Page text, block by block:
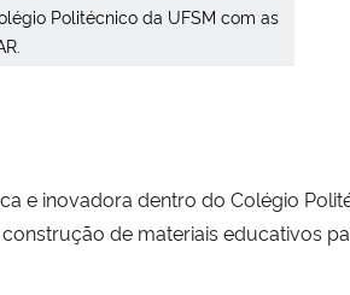
Politécnico da UFSM com as
e inovadora dentro do Colégio
de materiais educativos